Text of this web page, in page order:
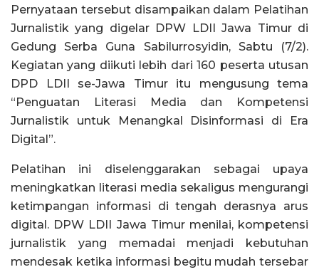
Pernyataan tersebut disampaikan dalam Pelatihan
Jurnalistik yang digelar DPW LDII Jawa Timur di
Gedung Serba Guna Sabilurrosyidin, Sabtu (7/2).
Kegiatan yang diikuti lebih dari 160 peserta utusan
DPD LDII se-Jawa Timur itu mengusung tema
“Penguatan Literasi Media dan Kompetensi
Jurnalistik untuk Menangkal Disinformasi di Era
Digital”.
Pelatihan ini diselenggarakan sebagai upaya
meningkatkan literasi media sekaligus mengurangi
ketimpangan informasi di tengah derasnya arus
digital. DPW LDII Jawa Timur menilai, kompetensi
jurnalistik yang memadai menjadi kebutuhan
mendesak ketika informasi begitu mudah tersebar